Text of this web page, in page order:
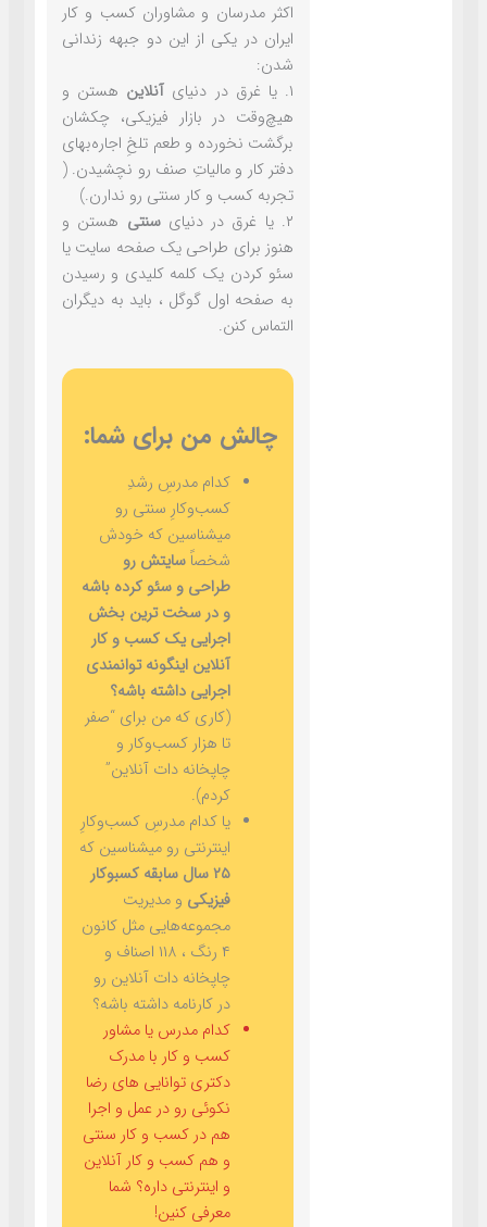
اکثر مدرسان و مشاوران کسب و کار
ایران در یکی از این دو جبهه زندانی
شدن:
۱. یا غرق در دنیای
آنلاین هستن و
هیچ‌وقت در بازار فیزیکی، چکشان
برگشت نخورده و طعم تلخِ اجاره‌بهای
دفتر کار و مالیاتِ صنف رو نچشیدن. (
تجربه کسب و کار سنتی رو ندارن.)
۲. یا غرق در دنیای
سنتی هستن و
هنوز برای طراحی یک صفحه سایت یا
سئو کردن یک کلمه کلیدی و رسیدن
به صفحه اول گوگل ، باید به دیگران
التماس کنن.
چالش من برای شما:
کدام مدرسِ رشدِ
کسب‌وکارِ سنتی رو
میشناسین که خودش
شخصاًسایتش رو
طراحی و سئو کرده باشه
و در سخت ترین بخش
اجرایی یک کسب و کار
آنلاین اینگونه توانمندی
اجرایی داشته باشه؟
(کاری که من برای “صفر
تا هزار کسب‌وکار و
چاپخانه دات آنلاین”
کردم).
یا کدام مدرسِ کسب‌وکارِ
اینترنتی رو میشناسین که
۲۵ سال سابقه کسبوکار
فیزیکی و مدیریت
مجموعه‌هایی مثل کانون
۴ رنگ ، ۱۱۸ اصناف و
چاپخانه دات آنلاین رو
در کارنامه داشته باشه؟
کدام مدرس یا مشاور
کسب و کار با مدرک
دکتری توانایی های رضا
نکوئی رو در عمل و اجرا
هم در کسب و کار سنتی
و هم کسب و کار آنلاین
و اینترنتی داره؟ شما
معرفی کنین!